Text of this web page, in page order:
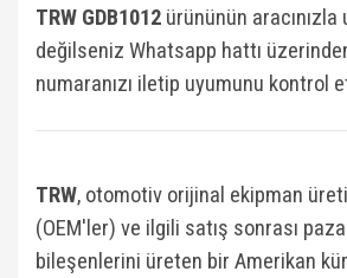
TRW GDB1012 ürününün
değilseniz Whatsapp hattı
numaranızı iletip uyumunu kontrol
TRW, otomotiv orijinal ekipman
(OEM'ler) ve ilgili satış sonrası
bileşenlerini üreten bir Amerikan